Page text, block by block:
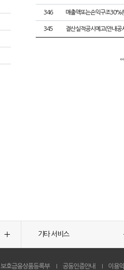
346 매출액또는손익구조
345 결산실적공시예고(안내공
기타 서비스
보호금융상품등록부 공동인증안내 이용